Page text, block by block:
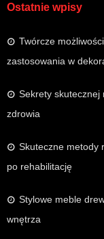
Ostatnie wpisy
Twórcze
zastosowania w
Sekrety skutecznej
zdrowia
Skuteczne metody
po rehabilitację
Stylowe meble
wnętrza